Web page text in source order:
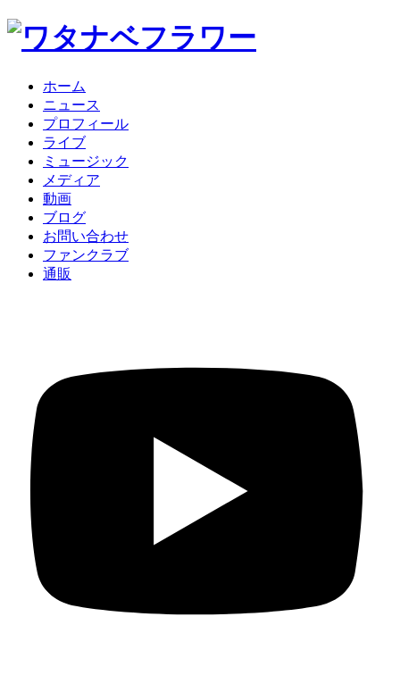
ホーム
ニュース
プロフィール
ライブ
ミュージック
メディア
動画
ブログ
お問い合わせ
ファンクラブ
通販